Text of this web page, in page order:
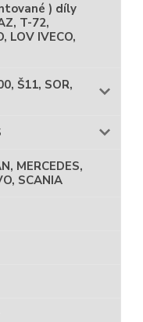
) díly
T-72,
LOV IVECO,
Š11, SOR,
MERCEDES,
SCANIA